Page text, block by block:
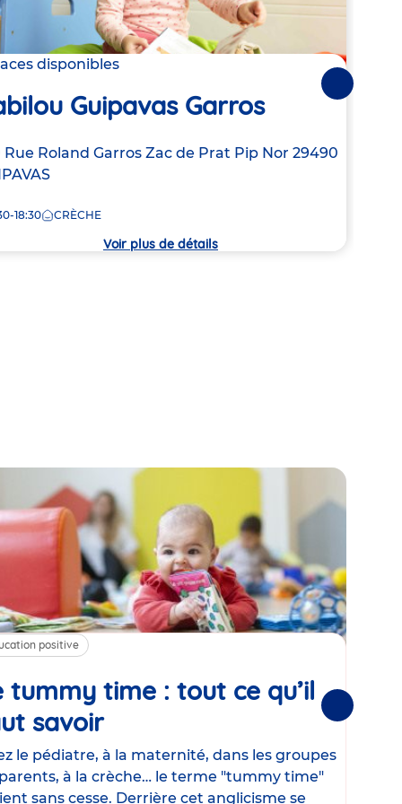
disponibles
Guipavas Garros
Rue Roland Garros Zac de Prat Pip Nor 29490
18:30 CRÈCHE
Voir plus de détails
Suivantes
positive
tummy time : tout ce qu’il
savoirArticle
le pédiatre, à la maternité, dans les groupes
à la crèche… le terme "tummy time"
sans cesse. Derrière cet anglicisme se
Suivantes